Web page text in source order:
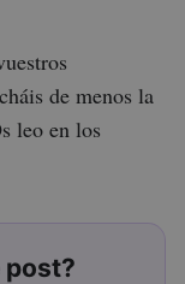
de menos la
leo en los
post?